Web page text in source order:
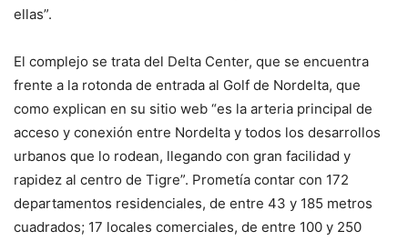
ellas”.
El complejo se trata del Delta Center, que se encuentra
frente a la rotonda de entrada al Golf de Nordelta, que
como explican en su sitio web “es la arteria principal de
acceso y conexión entre Nordelta y todos los desarrollos
urbanos que lo rodean, llegando con gran facilidad y
rapidez al centro de Tigre”. Prometía contar con 172
departamentos residenciales, de entre 43 y 185 metros
cuadrados; 17 locales comerciales, de entre 100 y 250